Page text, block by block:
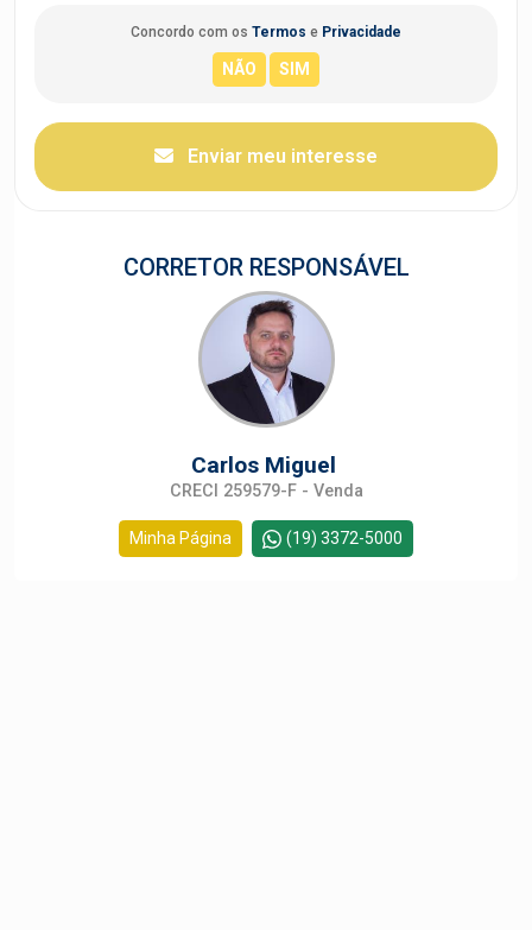
Concordo com os Termos e Privacidade
Enviar meu interesse
CORRETOR RESPONSÁVEL
Carlos Miguel
CRECI 259579-F - Venda
Minha Página (19) 3372-5000